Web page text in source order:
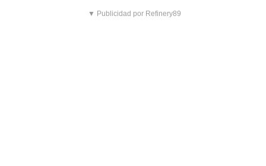
▼ Publicidad por Refinery89